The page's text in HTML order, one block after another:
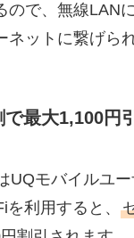
ので、無線LAN
ネットに繋げら
最大1,100円
UQモバイルユー
を利用すると、